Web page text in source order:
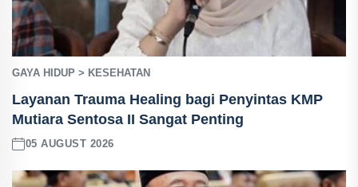
GAYA HIDUP > KESEHATAN
Layanan Trauma Healing bagi Penyintas KMP
Mutiara Sentosa II Sangat Penting
05 AUGUST 2026